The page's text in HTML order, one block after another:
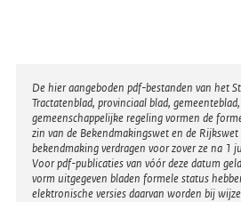
Disclaimer
De hier aangeboden pdf-bestanden van het
Tractatenblad, provinciaal blad,
gemeenschappelijke regeling vormen de
zin van de Bekendmakingswet en de
bekendmaking verdragen voor zover ze na 1
Voor pdf-publicaties van vóór deze datum
vorm uitgegeven bladen formele status
elektronische versies daarvan worden bij